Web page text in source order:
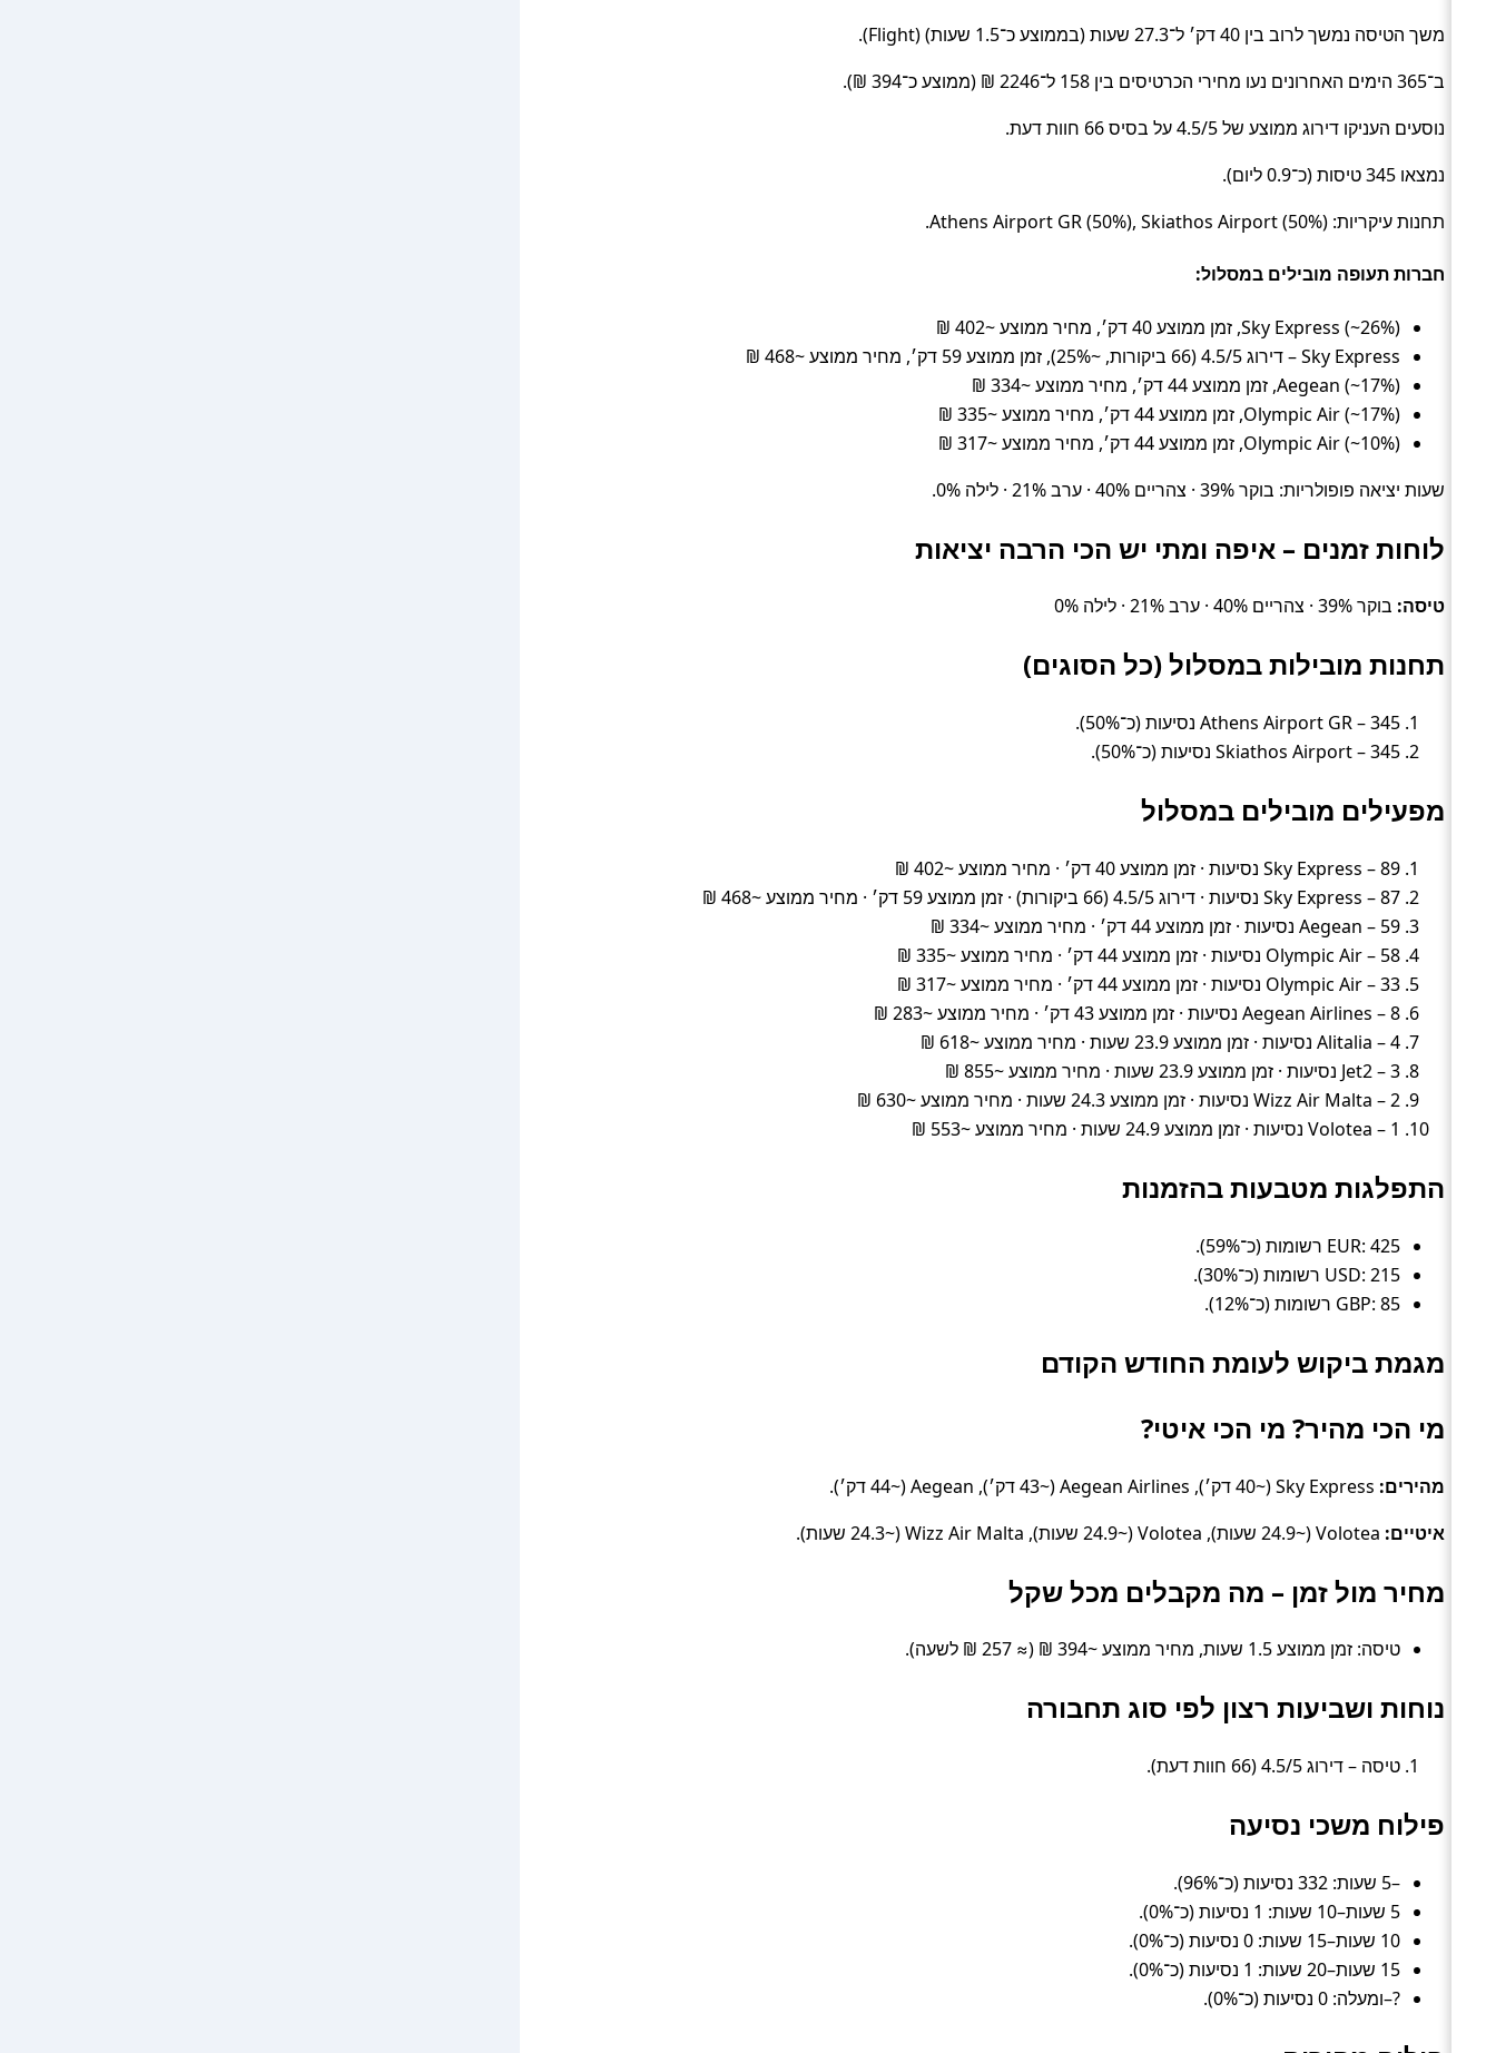
משך הטיסה נמשך לרוב בין 40 דק׳ ל־27.3 שעות (בממוצע כ־1.5 שעות) (Flight).
ב־365 הימים האחרונים נעו מחירי הכרטיסים בין 158 ל־2246 ₪ (ממוצע כ־394 ₪).
נוסעים העניקו דירוג ממוצע של 4.5/5 על בסיס 66 חוות דעת.
נמצאו 345 טיסות (כ־0.9 ליום).
תחנות עיקריות: Athens Airport GR (50%), Skiathos Airport (50%).
חברות תעופה מובילים במסלול:
Sky Express (~26%), זמן ממוצע 40 דק׳, מחיר ממוצע ~402 ₪
Sky Express – דירוג 4.5/5 (66 ביקורות, ~25%), זמן ממוצע 59 דק׳, מחיר ממוצע ~468 ₪
Aegean (~17%), זמן ממוצע 44 דק׳, מחיר ממוצע ~334 ₪
Olympic Air (~17%), זמן ממוצע 44 דק׳, מחיר ממוצע ~335 ₪
Olympic Air (~10%), זמן ממוצע 44 דק׳, מחיר ממוצע ~317 ₪
שעות יציאה פופולריות: בוקר 39% · צהריים 40% · ערב 21% · לילה 0%.
לוחות זמנים – איפה ומתי יש הכי הרבה יציאות
טיסה: בוקר 39% · צהריים 40% · ערב 21% · לילה 0%
תחנות מובילות במסלול (כל הסוגים)
Athens Airport GR – 345 נסיעות (כ־50%).
Skiathos Airport – 345 נסיעות (כ־50%).
מפעילים מובילים במסלול
Sky Express – 89 נסיעות · זמן ממוצע 40 דק׳ · מחיר ממוצע ~402 ₪
Sky Express – 87 נסיעות · דירוג 4.5/5 (66 ביקורות) · זמן ממוצע 59 דק׳ · מחיר ממוצע ~468 ₪
Aegean – 59 נסיעות · זמן ממוצע 44 דק׳ · מחיר ממוצע ~334 ₪
Olympic Air – 58 נסיעות · זמן ממוצע 44 דק׳ · מחיר ממוצע ~335 ₪
Olympic Air – 33 נסיעות · זמן ממוצע 44 דק׳ · מחיר ממוצע ~317 ₪
Aegean Airlines – 8 נסיעות · זמן ממוצע 43 דק׳ · מחיר ממוצע ~283 ₪
Alitalia – 4 נסיעות · זמן ממוצע 23.9 שעות · מחיר ממוצע ~618 ₪
Jet2 – 3 נסיעות · זמן ממוצע 23.9 שעות · מחיר ממוצע ~855 ₪
Wizz Air Malta – 2 נסיעות · זמן ממוצע 24.3 שעות · מחיר ממוצע ~630 ₪
Volotea – 1 נסיעות · זמן ממוצע 24.9 שעות · מחיר ממוצע ~553 ₪
התפלגות מטבעות בהזמנות
EUR: 425 רשומות (כ־59%).
USD: 215 רשומות (כ־30%).
GBP: 85 רשומות (כ־12%).
מגמת ביקוש לעומת החודש הקודם
מי הכי מהיר? מי הכי איטי?
מהירים:
איטיים:
מחיר מול זמן – מה מקבלים מכל שקל
טיסה: זמן ממוצע 1.5 שעות, מחיר ממוצע ~394 ₪ (≈ 257 ₪ לשעה).
נוחות ושביעות רצון לפי סוג תחבורה
טיסה – דירוג 4.5/5 (66 חוות דעת).
פילוח משכי נסיעה
–5 שעות: 332 נסיעות (כ־96%).
5 שעות–10 שעות: 1 נסיעות (כ־0%).
10 שעות–15 שעות: 0 נסיעות (כ־0%).
15 שעות–20 שעות: 1 נסיעות (כ־0%).
?–ומעלה: 0 נסיעות (כ־0%).